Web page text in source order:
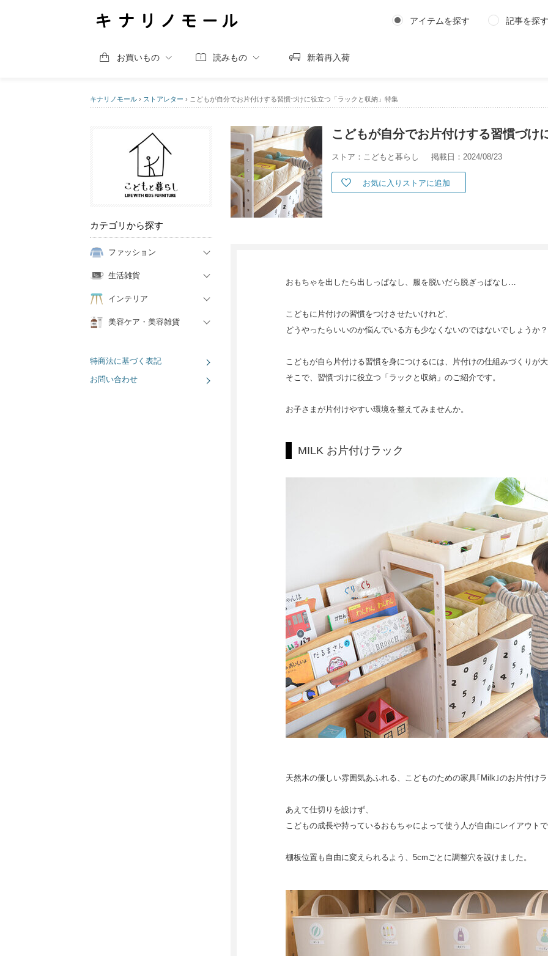
アイテムを探す 記事を探す
お買いもの 読みもの 新着再入荷
キナリノモール › ストアレター › こどもが自分でお片付けする習慣づけに役立つ「ラックと収納」特集
カテゴリから探す
ファッション
生活雑貨
インテリア
美容ケア・美容雑貨
特商法に基づく表記
お問い合わせ
こどもが自分でお片付けする習慣づけ
ストア：こどもと暮らし 掲載日：2024/08/23
お気に入りストアに追加
おもちゃを出したら出しっぱなし、服を脱いだら脱ぎっぱなし…
こどもに片付けの習慣をつけさせたいけれど、
どうやったらいいのか悩んでいる方も少なくないのではないでしょうか？
こどもが自ら片付ける習慣を身につけるには、片付けの仕組みづくりが
そこで、習慣づけに役立つ「ラックと収納」のご紹介です。
お子さまが片付けやすい環境を整えてみませんか。
MILK お片付けラック
天然木の優しい雰囲気あふれる、こどものための家具｢Milk｣のお片付け
あえて仕切りを設けず、
こどもの成長や持っているおもちゃによって使う人が自由にレイアウト
棚板位置も自由に変えられるよう、5cmごとに調整穴を設けました。